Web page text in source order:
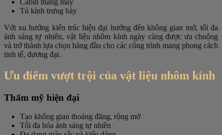
Tủ kính trưng bày
Với xu hướng kiến trúc hiện đại hướng đến không gian mở, tối đa
ánh sáng tự nhiên, vật liệu nhôm kính ngày càng được ưa chuộng
và trở thành lựa chọn hàng đầu cho các công trình mang phong cách
tinh tế, đương đại.
Ưu điểm vượt trội của vật liệu nhôm kính
Thẩm mỹ hiện đại
Tạo không gian thoáng đãng, rộng mở
Tối đa hóa ánh sáng tự nhiên